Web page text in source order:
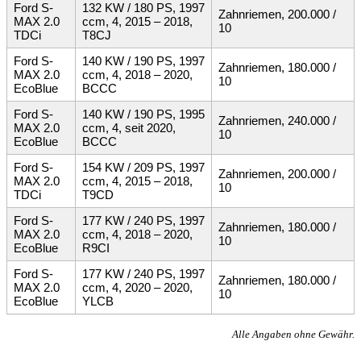
Ford S-
MAX 2.0
TDCi
132 KW / 180 PS, 1997
ccm, 4, 2015 – 2018,
T8CJ
Zahnriemen, 200.000 /
10
Ford S-
MAX 2.0
EcoBlue
140 KW / 190 PS, 1997
ccm, 4, 2018 – 2020,
BCCC
Zahnriemen, 180.000 /
10
Ford S-
MAX 2.0
EcoBlue
140 KW / 190 PS, 1995
ccm, 4, seit 2020,
BCCC
Zahnriemen, 240.000 /
10
Ford S-
MAX 2.0
TDCi
154 KW / 209 PS, 1997
ccm, 4, 2015 – 2018,
T9CD
Zahnriemen, 200.000 /
10
Ford S-
MAX 2.0
EcoBlue
177 KW / 240 PS, 1997
ccm, 4, 2018 – 2020,
R9CI
Zahnriemen, 180.000 /
10
Ford S-
MAX 2.0
EcoBlue
177 KW / 240 PS, 1997
ccm, 4, 2020 – 2020,
YLCB
Zahnriemen, 180.000 /
10
Alle Angaben ohne Gewähr.